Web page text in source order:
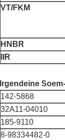
VT/FKM
HNBR
IIR
Irgendeine
142-5868
32A11-04010
185-9110
8-98334482-0